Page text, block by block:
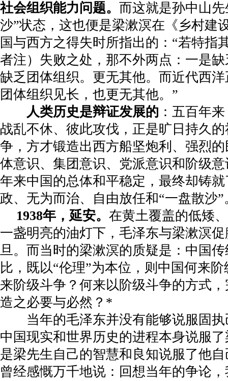
社会组织能力问题。 而这就是孙中山
沙”状态，这也便是梁漱溟在《乡村建
国与西方之得失时所指出的：“若特
者注）失败之处，那不外两点：一是
缺乏团体组织。更无其他。而近代西
团体组织见长，也更无其他。”
人类历史是辩证发展的 ：五百年
战乱不休、彼此攻伐，正是旷日持久
争，方才锻造出西方船坚炮利、强烈
体意识、集团意识、党派意识和阶级
年来中国的总体和平稳定，最终却铸
政、无为而治、自由放任和“一盘散沙”
1938年，延安。 在黄土覆盖的低矮
一盏明亮的油灯下，毛泽东与梁漱溟
旦。而当时的梁漱溟的质疑是：中国
比，既以“伦理”为本位，则中国何来
来阶级斗争？何来以阶级斗争的方式
造之必要与必然？ *
当年的毛泽东并没有能够说服固执
中国现实和世界历史的进程本身说服
是梁先生自己的智慧和良知说服了他
曾经感慨万千地说：回想当年的争论